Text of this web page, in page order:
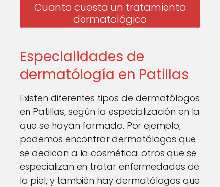
Cuanto cuesta un tratamiento
dermatológico
Especialidades de
dermatólogía en Patillas
Existen diferentes tipos de dermatólogos
en Patillas, según la especialización en la
que se hayan formado. Por ejemplo,
podemos encontrar dermatólogos que
se dedican a la cosmética, otros que se
especializan en tratar enfermedades de
la piel, y también hay dermatólogos que